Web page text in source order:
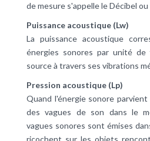
de mesure s'appelle leDécibel ou
Puissance acoustique (Lw)
La puissance acoustique
énergies sonores par unité
source à travers ses vibrations
Pression acoustique (Lp)
Quand l'énergie sonore
des vagues de son dans le
vagues sonores sont émises